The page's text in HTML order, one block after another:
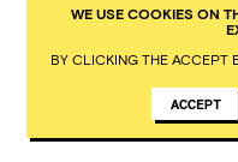
WE USE COOKIES ON
BY CLICKING THE ACCEPT
ACCEPT